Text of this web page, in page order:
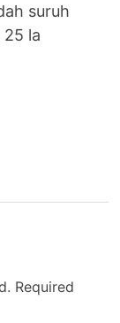
suruh
la
Required